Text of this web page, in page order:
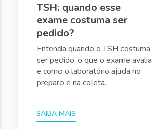
TSH: quando esse
exame costuma ser
pedido?
Entenda quando o TSH costuma
ser pedido, o que o exame avalia
e como o laboratório ajuda no
preparo e na coleta.